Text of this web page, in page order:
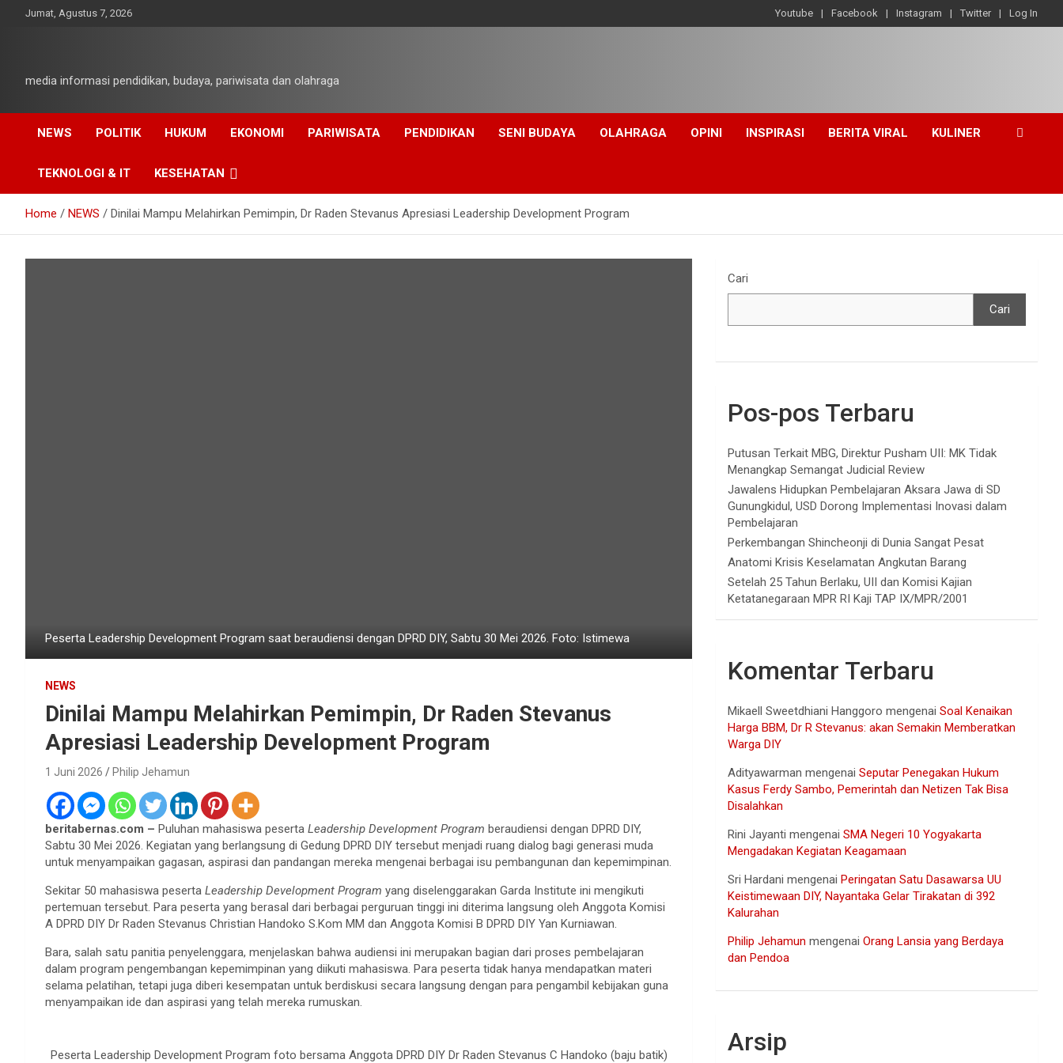
Jumat, Agustus 7, 2026 Youtube Facebook Instagram Twitter Log In
media informasi pendidikan, budaya, pariwisata dan olahraga
NEWS POLITIK HUKUM EKONOMI PARIWISATA PENDIDIKAN SENI BUDAYA OLAHRAGA OPINI INSPIRASI BERITA VIRAL KULINER
TEKNOLOGI & IT KESEHATAN
Home NEWS Dinilai Mampu Melahirkan Pemimpin, Dr Raden Stevanus Apresiasi Leadership Development Program
Peserta Leadership Development Program saat beraudiensi dengan DPRD DIY, Sabtu 30 Mei 2026. Foto: Istimewa
NEWS
Dinilai Mampu Melahirkan Pemimpin, Dr Raden Stevanus
Apresiasi Leadership Development Program
1 Juni 2026 Philip Jehamun
beritabernas.com – Puluhan mahasiswa peserta Leadership Development Program beraudiensi dengan DPRD DIY,
Sabtu 30 Mei 2026. Kegiatan yang berlangsung di Gedung DPRD DIY tersebut menjadi ruang dialog bagi generasi muda
untuk menyampaikan gagasan, aspirasi dan pandangan mereka mengenai berbagai isu pembangunan dan kepemimpinan.
Sekitar 50 mahasiswa peserta Leadership Development Program yang diselenggarakan Garda Institute ini mengikuti
pertemuan tersebut. Para peserta yang berasal dari berbagai perguruan tinggi ini diterima langsung oleh Anggota Komisi
A DPRD DIY Dr Raden Stevanus Christian Handoko S.Kom MM dan Anggota Komisi B DPRD DIY Yan Kurniawan.
Bara, salah satu panitia penyelenggara, menjelaskan bahwa audiensi ini merupakan bagian dari proses pembelajaran
dalam program pengembangan kepemimpinan yang diikuti mahasiswa. Para peserta tidak hanya mendapatkan materi
selama pelatihan, tetapi juga diberi kesempatan untuk berdiskusi secara langsung dengan para pengambil kebijakan guna
menyampaikan ide dan aspirasi yang telah mereka rumuskan.
Peserta Leadership Development Program foto bersama Anggota DPRD DIY Dr Raden Stevanus C Handoko (baju batik)
Cari
Cari
Pos-pos Terbaru
Putusan Terkait MBG, Direktur Pusham UII: MK Tidak
Menangkap Semangat Judicial Review
Jawalens Hidupkan Pembelajaran Aksara Jawa di SD
Gunungkidul, USD Dorong Implementasi Inovasi dalam
Pembelajaran
Perkembangan Shincheonji di Dunia Sangat Pesat
Anatomi Krisis Keselamatan Angkutan Barang
Setelah 25 Tahun Berlaku, UII dan Komisi Kajian
Ketatanegaraan MPR RI Kaji TAP IX/MPR/2001
Komentar Terbaru
Mikaell Sweetdhiani Hanggoro mengenaiSoal Kenaikan
Harga BBM, Dr R Stevanus: akan Semakin Memberatkan
Warga DIY
Adityawarman mengenaiSeputar Penegakan Hukum
Kasus Ferdy Sambo, Pemerintah dan Netizen Tak Bisa
Disalahkan
Rini Jayanti mengenaiSMA Negeri 10 Yogyakarta
Mengadakan Kegiatan Keagamaan
Sri Hardani mengenaiPeringatan Satu Dasawarsa UU
Keistimewaan DIY, Nayantaka Gelar Tirakatan di 392
Kalurahan
Philip Jehamun mengenaiOrang Lansia yang Berdaya
dan Pendoa
Arsip